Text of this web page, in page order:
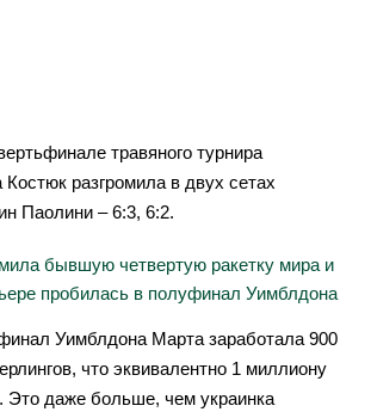
травяного турнира
разгромила в двух сетах
Паолини – 6:3, 6:2.
бывшую четвертую ракетку мира и
пробилась в полуфинал Уимблдона
Уимблдона Марта заработала 900
что эквивалентно 1 миллиону
Это даже больше, чем украинка